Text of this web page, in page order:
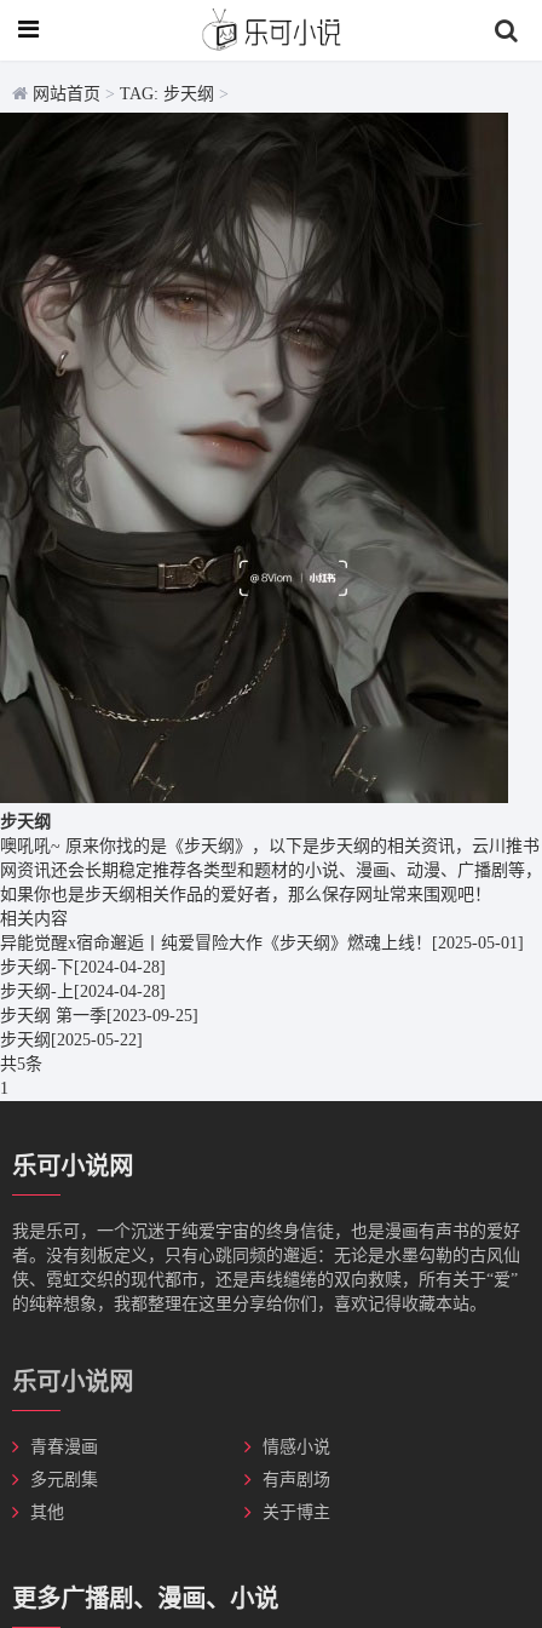
网站首页 > TAG: 步天纲 >
步天纲
噢吼吼~ 原来你找的是《步天纲》，以下是步天纲的相关资讯，云川推书
网资讯还会长期稳定推荐各类型和题材的小说、漫画、动漫、广播剧等，
如果你也是步天纲相关作品的爱好者，那么保存网址常来围观吧！
相关内容
异能觉醒x宿命邂逅丨纯爱冒险大作《步天纲》燃魂上线！
[2025-05-01]
步天纲-下 [2024-04-28]
步天纲-上 [2024-04-28]
步天纲 第一季[2023-09-25]
步天纲 [2025-05-22]
共5条
1
乐可小说网
我是‌乐可，一个沉迷于纯爱宇宙的终身信徒，也是漫画有声书的爱好
者。没有刻板定义，只有心跳同频的邂逅：无论是水墨勾勒的古风仙
侠、霓虹交织的现代都市，还是声线缱绻的双向救赎，所有关于“爱”
的纯粹想象，我都整理在这里分享给你们，喜欢记得收藏本站。
乐可小说网
青春漫画
情感小说
多元剧集
有声剧场
其他
关于博主
更多广播剧、漫画、小说